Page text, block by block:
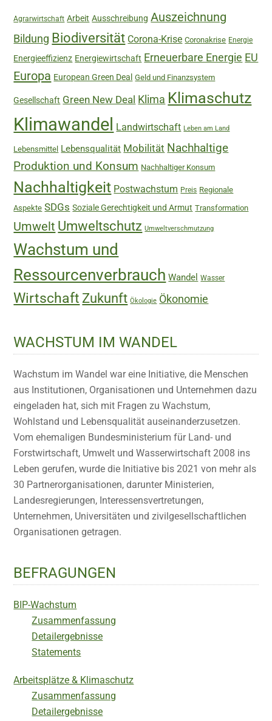
Agrarwirtschaft Arbeit Ausschreibung Auszeichnung
Bildung Biodiversität Corona-Krise Coronakrise Energie
Energieeffizienz Energiewirtschaft Erneuerbare Energie EU
Europa European Green Deal Geld und Finanzsystem
Gesellschaft Green New Deal Klima Klimaschutz
Klimawandel Landwirtschaft Leben am Land
Lebensmittel Lebensqualität Mobilität Nachhaltige
Produktion und Konsum Nachhaltiger Konsum
Nachhaltigkeit Postwachstum Preis Regionale
Aspekte SDGs Soziale Gerechtigkeit und Armut Transformation
Umwelt Umweltschutz Umweltverschmutzung
Wachstum und
Ressourcenverbrauch Wandel Wasser
Wirtschaft Zukunft Ökologie Ökonomie
WACHSTUM IM WANDEL
Wachstum im Wandel war eine Initiative, die Menschen
aus Institutionen, Organisationen und Unternehmen dazu
eingeladen hat, sich mit Fragen zu Wachstum,
Wohlstand und Lebensqualität auseinanderzusetzen.
Vom ehemaligen Bundesministerium für Land- und
Forstwirtschaft, Umwelt und Wasserwirtschaft 2008 ins
Leben gerufen, wurde die Initiative bis 2021 von mehr als
30 Partnerorganisationen, darunter Ministerien,
Landesregierungen, Interessensvertretungen,
Unternehmen, Universitäten und zivilgesellschaftlichen
Organisationen getragen.
BEFRAGUNGEN
BIP-Wachstum
Zusammenfassung
Detailergebnisse
Statements
Arbeitsplätze & Klimaschutz
Zusammenfassung
Detailergebnisse